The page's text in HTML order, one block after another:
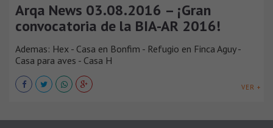
Arqa News 03.08.2016 – ¡Gran
convocatoria de la BIA-AR 2016!
Ademas: Hex - Casa en Bonfim - Refugio en Finca Aguy -
Casa para aves - Casa H
VER +